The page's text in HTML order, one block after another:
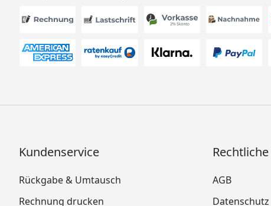
Kundenservice
Rückgabe & Umtausch
Rechnung drucken
AGB
Datenschutz